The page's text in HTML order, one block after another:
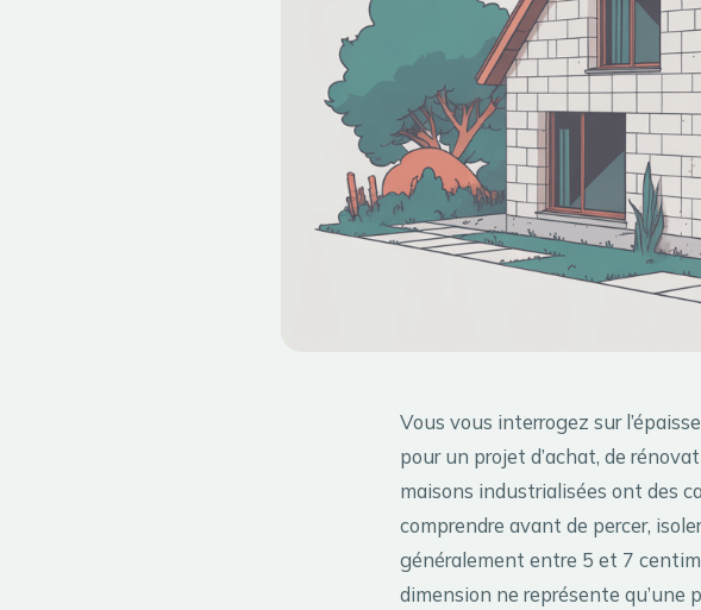
Vous vous interrogez sur
pour un projet d’achat, de
maisons industrialisées ont des
comprendre avant de percer,
généralement entre 5 et 7
dimension ne représente qu’une